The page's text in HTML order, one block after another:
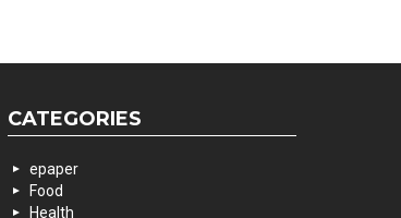
CATEGORIES
epaper
Food
Health